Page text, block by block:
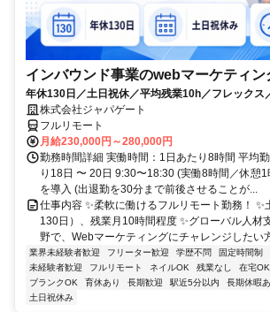
インバウンド事業のwebマーケティン
年休130日／土日祝休／平均残業10h／フレックス
株式会社ジャパゲート
フルリモート
月給230,000円～280,000円
勤務時間詳細 実働時間：1日あたり8時間 平均
り18日 〜 20日 9:30〜18:30 (実働8時間／休憩
を導入 (出退勤を30分まで前後させることが...
仕事内容 ✨柔軟に働けるフルリモート勤務！ ✨
130日）、残業月10時間程度 ✨グローバル人材
野で、Webマーケティングにチャレンジしたい
業界未経験者歓迎 フリーター歓迎 学歴不問 固定時間制
未経験者歓迎
フルリモート ネイルOK 残業なし 在宅OK
ブランクOK
育休あり 長期歓迎 駅近5分以内 長期休暇
土日祝休み